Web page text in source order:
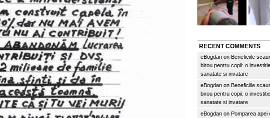
RECENT COMMENTS
eBogdan on Beneficiile
birou pentru copii: o
sanatate si invatare
eBogdan on Beneficiile
birou pentru copii: o
sanatate si invatare
eBogdan on Pomparea apei